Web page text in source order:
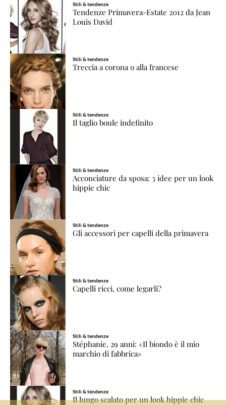
Stili & tendenze
Tendenze Primavera-Estate 2012 da Jean
Louis David
Stili & tendenze
Treccia a corona o alla francese
Stili & tendenze
Il taglio boule indefinito
Stili & tendenze
Acconciature da sposa: 3 idee per un look
hippie chic
Stili & tendenze
Gli accessori per capelli della primavera
Stili & tendenze
Capelli ricci, come legarli?
Stili & tendenze
Stéphanie, 29 anni: «Il biondo è il mio
marchio di fabbrica»
Stili & tendenze
Il lungo scalato per un look hippie chic